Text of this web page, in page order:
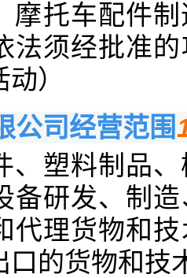
摩托车配件
法须经批准
）
公司经营范围
、塑料制品
备研发、制
代理货物和
口的货物和技